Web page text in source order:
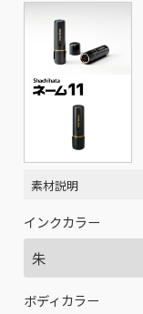
素材説明
インクカラー
ボディカラー